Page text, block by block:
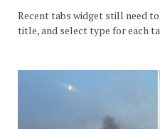
Recent tabs widget still need
title, and select type for each